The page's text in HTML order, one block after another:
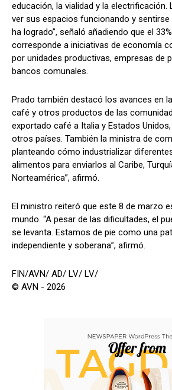
educación, la vialidad y la electrificación.
ver sus espacios funcionando y sentirse
ha logrado”, señaló añadiendo que el
corresponde a iniciativas de economía
por unidades productivas, empresas de
bancos comunales.
Prado también destacó los avances en
café y otros productos de las
exportado café a Italia y Estados
otros países. También la ministra de
planteando cómo industrializar
alimentos para enviarlos al Caribe,
Norteamérica”, afirmó.
El ministro reiteró que este 8 de marzo
mundo. “A pesar de las dificultades, el
se levanta. Estamos de pie como una
independiente y soberana”, afirmó.
FIN/AVN/ AD/ LV/ LV/
© AVN - 2026